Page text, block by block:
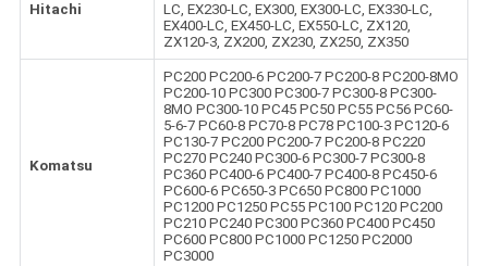
Hitachi
LC, EX230-LC, EX300, EX300-LC, EX330-LC,
EX400-LC, EX450-LC, EX550-LC, ZX120,
ZX120-3, ZX200, ZX230, ZX250, ZX350
Komatsu
PC200 PC200-6 PC200-7 PC200-8 PC200-8MO
PC200-10 PC300 PC300-7 PC300-8 PC300-
8MO PC300-10 PC45 PC50 PC55 PC56 PC60-
5-6-7 PC60-8 PC70-8 PC78 PC100-3 PC120-6
PC130-7 PC200 PC200-7 PC200-8 PC220
PC270 PC240 PC300-6 PC300-7 PC300-8
PC360 PC400-6 PC400-7 PC400-8 PC450-6
PC600-6 PC650-3 PC650 PC800 PC1000
PC1200 PC1250 PC55 PC100 PC120 PC200
PC210 PC240 PC300 PC360 PC400 PC450
PC600 PC800 PC1000 PC1250 PC2000
PC3000